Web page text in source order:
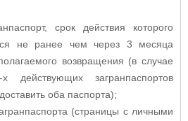
срок действия которого
не ранее чем через 3 месяца
возвращения (в случае
действующих загранпаспортов
оба паспорта);
(страницы с личными